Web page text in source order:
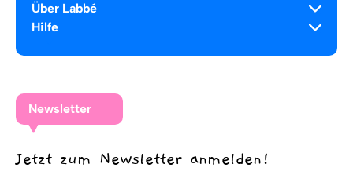
Über Labbé
Hilfe
Newsletter
Jetzt zum Newsletter anmelden!